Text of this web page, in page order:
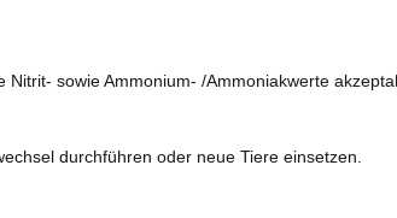
sowie Ammonium- /Ammoniakwerte
durchführen oder neue Tiere einsetzen.